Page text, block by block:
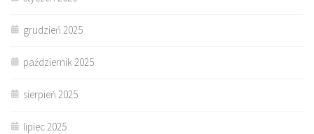
grudzień 2025
październik 2025
sierpień 2025
lipiec 2025